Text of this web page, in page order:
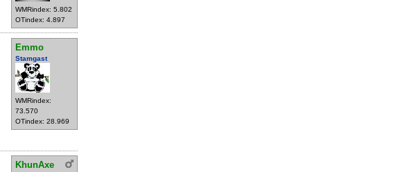
WMRindex: 5.802
OTindex: 4.897
Emmo
Stamgast
WMRindex:
73.570
OTindex: 28.969
KhunAxe